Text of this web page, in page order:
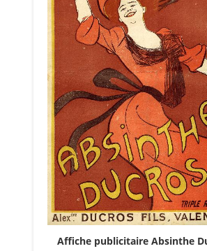
Affiche publicitaire Absinthe